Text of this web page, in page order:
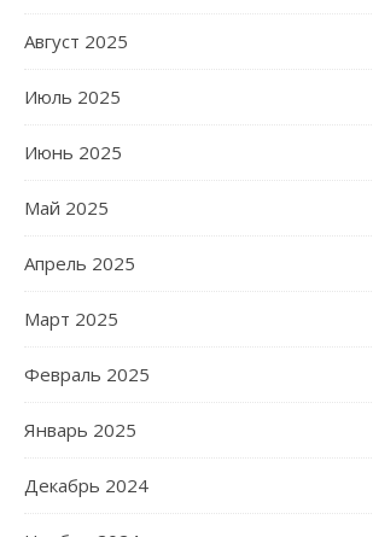
Август 2025
Июль 2025
Июнь 2025
Май 2025
Апрель 2025
Март 2025
Февраль 2025
Январь 2025
Декабрь 2024